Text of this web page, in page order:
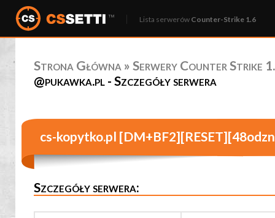
Lista serwerów Counter-Strike 1.6
Strona Główna » Serwery Counter Strike
@pukawka.pl - Szczegóły serwera
cs-kopytko.pl
Szczegóły serwera: